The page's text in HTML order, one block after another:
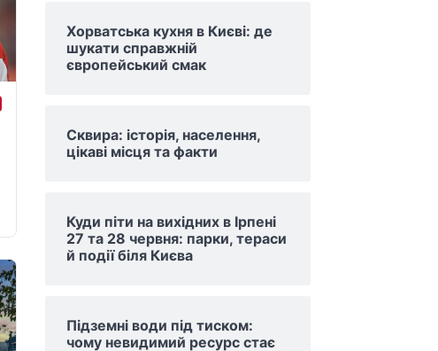
Хорватська кухня в Києві: де
шукати справжній
європейський смак
Сквира: історія, населення,
цікаві місця та факти
Куди піти на вихідних в Ірпені
27 та 28 червня: парки, тераси
й події біля Києва
Підземні води під тиском:
чому невидимий ресурс стає